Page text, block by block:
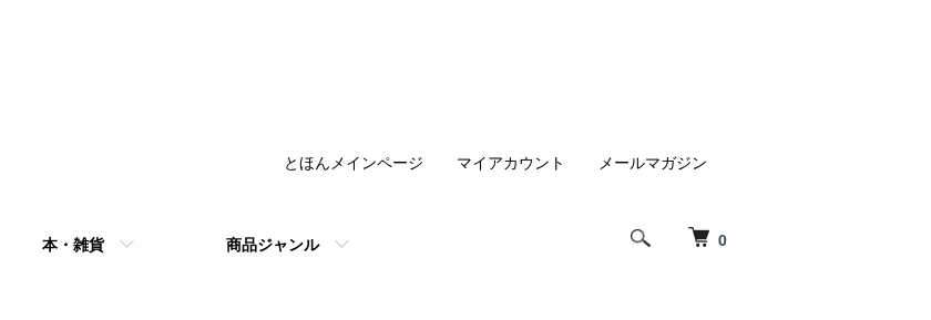
0
本・雑貨 商品ジャンル
とほんメインページ マイアカウント メールマガジン